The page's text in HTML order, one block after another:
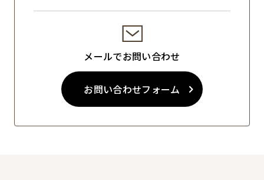
メールでお問い合わせ
お問い合わせフォーム